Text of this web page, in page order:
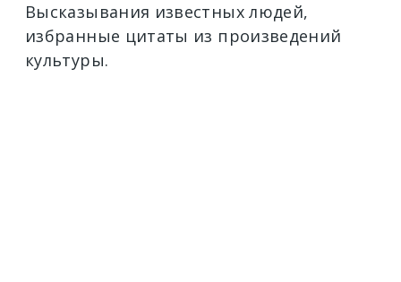
Высказывания известных людей,
избранные цитаты из произведений
культуры.